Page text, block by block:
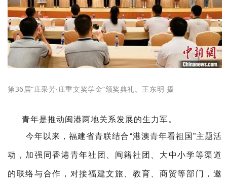
第36届“庄采芳·庄重文奖学金”颁奖典礼。 王东明 摄
青年是推动闽港两地关系发展的生力军。
今年以来，福建省青联结合“港澳青年看祖国”主题活
动，加强同香港青年社团、闽籍社团、大中小学等渠道
的联络与合作，对接福建文旅、教育、商贸等部门，邀